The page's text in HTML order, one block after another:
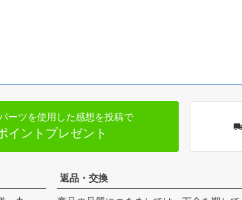
ーツを使用した感想を投稿で
イントプレゼント
返品・交換